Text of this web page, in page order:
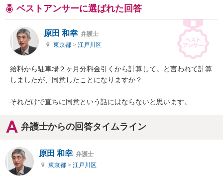
ベストアンサーに選ばれた回答
原田 和幸 弁護士
東京都 > 江戸川区
給料から駐車場２ヶ月分料金引くから計算して。と言われて計算
しましたが、同意したことになりますか？
それだけで直ちに同意という話にはならないと思います。
弁護士からの回答タイムライン
原田 和幸 弁護士
東京都 > 江戸川区